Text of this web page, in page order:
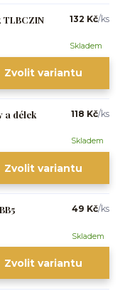
132 Kč/ks
Skladem
Zvolit variantu
a délek
118 Kč/ks
Skladem
Zvolit variantu
49 Kč/ks
Skladem
Zvolit variantu